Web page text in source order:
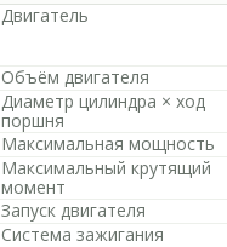
Двигатель
Объём двигателя
Диаметр цилиндра × ход
поршня
Максимальная мощность
Максимальный крутящий
момент
Запуск двигателя
Система зажигания